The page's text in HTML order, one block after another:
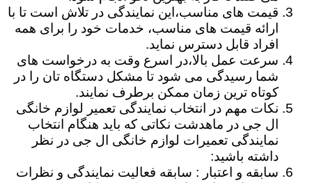
قیمت های مناسب،این نمایندگی در تلاش است تا با
ارائه قیمت های مناسب، خدمات خود را برای همه
افراد قابل دسترس نماید.
سرعت عمل بالا،در اسرع وقت به درخواست های
شما رسیدگی می شود تا مشکل دستگاه تان را در
کوتاه ترین زمان ممکن برطرف نمایند.
نکات مهم در انتخاب نمایندگی تعمیر لوازم خانگی
ال جی در ماهدشت نکاتی که باید هنگام انتخاب
نمایندگی تعمیرات لوازم خانگی ال جی در نظر
داشته باشید:
سابقه و اعتبار : سابقه فعالیت نمایندگی و نظرات